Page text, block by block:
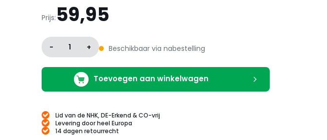
Prijs: 59,95
- 1 + Beschikbaar via nabestelling
Toevoegen aan winkelwagen
Lid van de NHK, DE-Erkend & CO-vrij
Levering door heel Europa
14 dagen retourrecht